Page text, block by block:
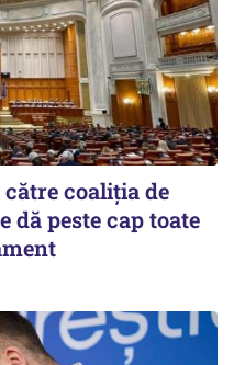
către coaliția de
dă peste cap toate